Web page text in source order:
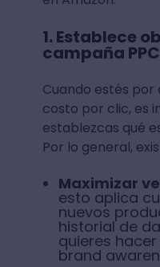
1. Establece
campaña
Cuando estés
costo por clic, es
establezcas qué
Por lo general,
Maximizar
esto aplica
nuevos
historial de
quieres
brand